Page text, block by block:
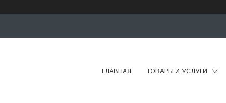
ГЛАВНАЯ ТОВАРЫ И УСЛУГИ